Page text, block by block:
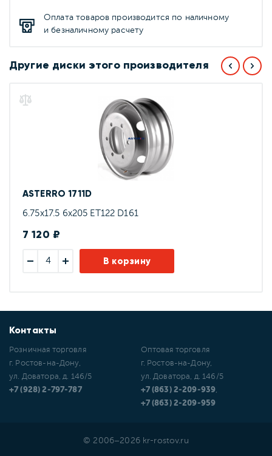
Оплата товаров производится по наличному
и безналичному расчету
Другие диски этого производителя
ASTERRO 1711D
6.75x17.5 6x205 ET122 D161
7 120 ₽
В корзину
Контакты
Розничная торговля
г. Ростов-на-Дону,
ул. Доватора, д. 146/5
+7 (928) 2-797-787
Оптовая торговля
г. Ростов-на-Дону,
ул. Доватора, д. 146/5
+7 (863) 2-209-939,
+7 (863) 2-209-959
© 2006–2026 kr-rostov.ru